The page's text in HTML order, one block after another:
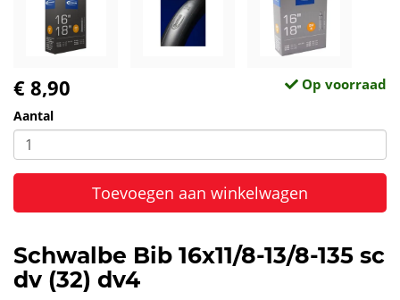
€ 8,90 Op voorraad
Aantal
Toevoegen aan winkelwagen
Schwalbe Bib 16x11/8-13/8-135 sc
dv (32) dv4